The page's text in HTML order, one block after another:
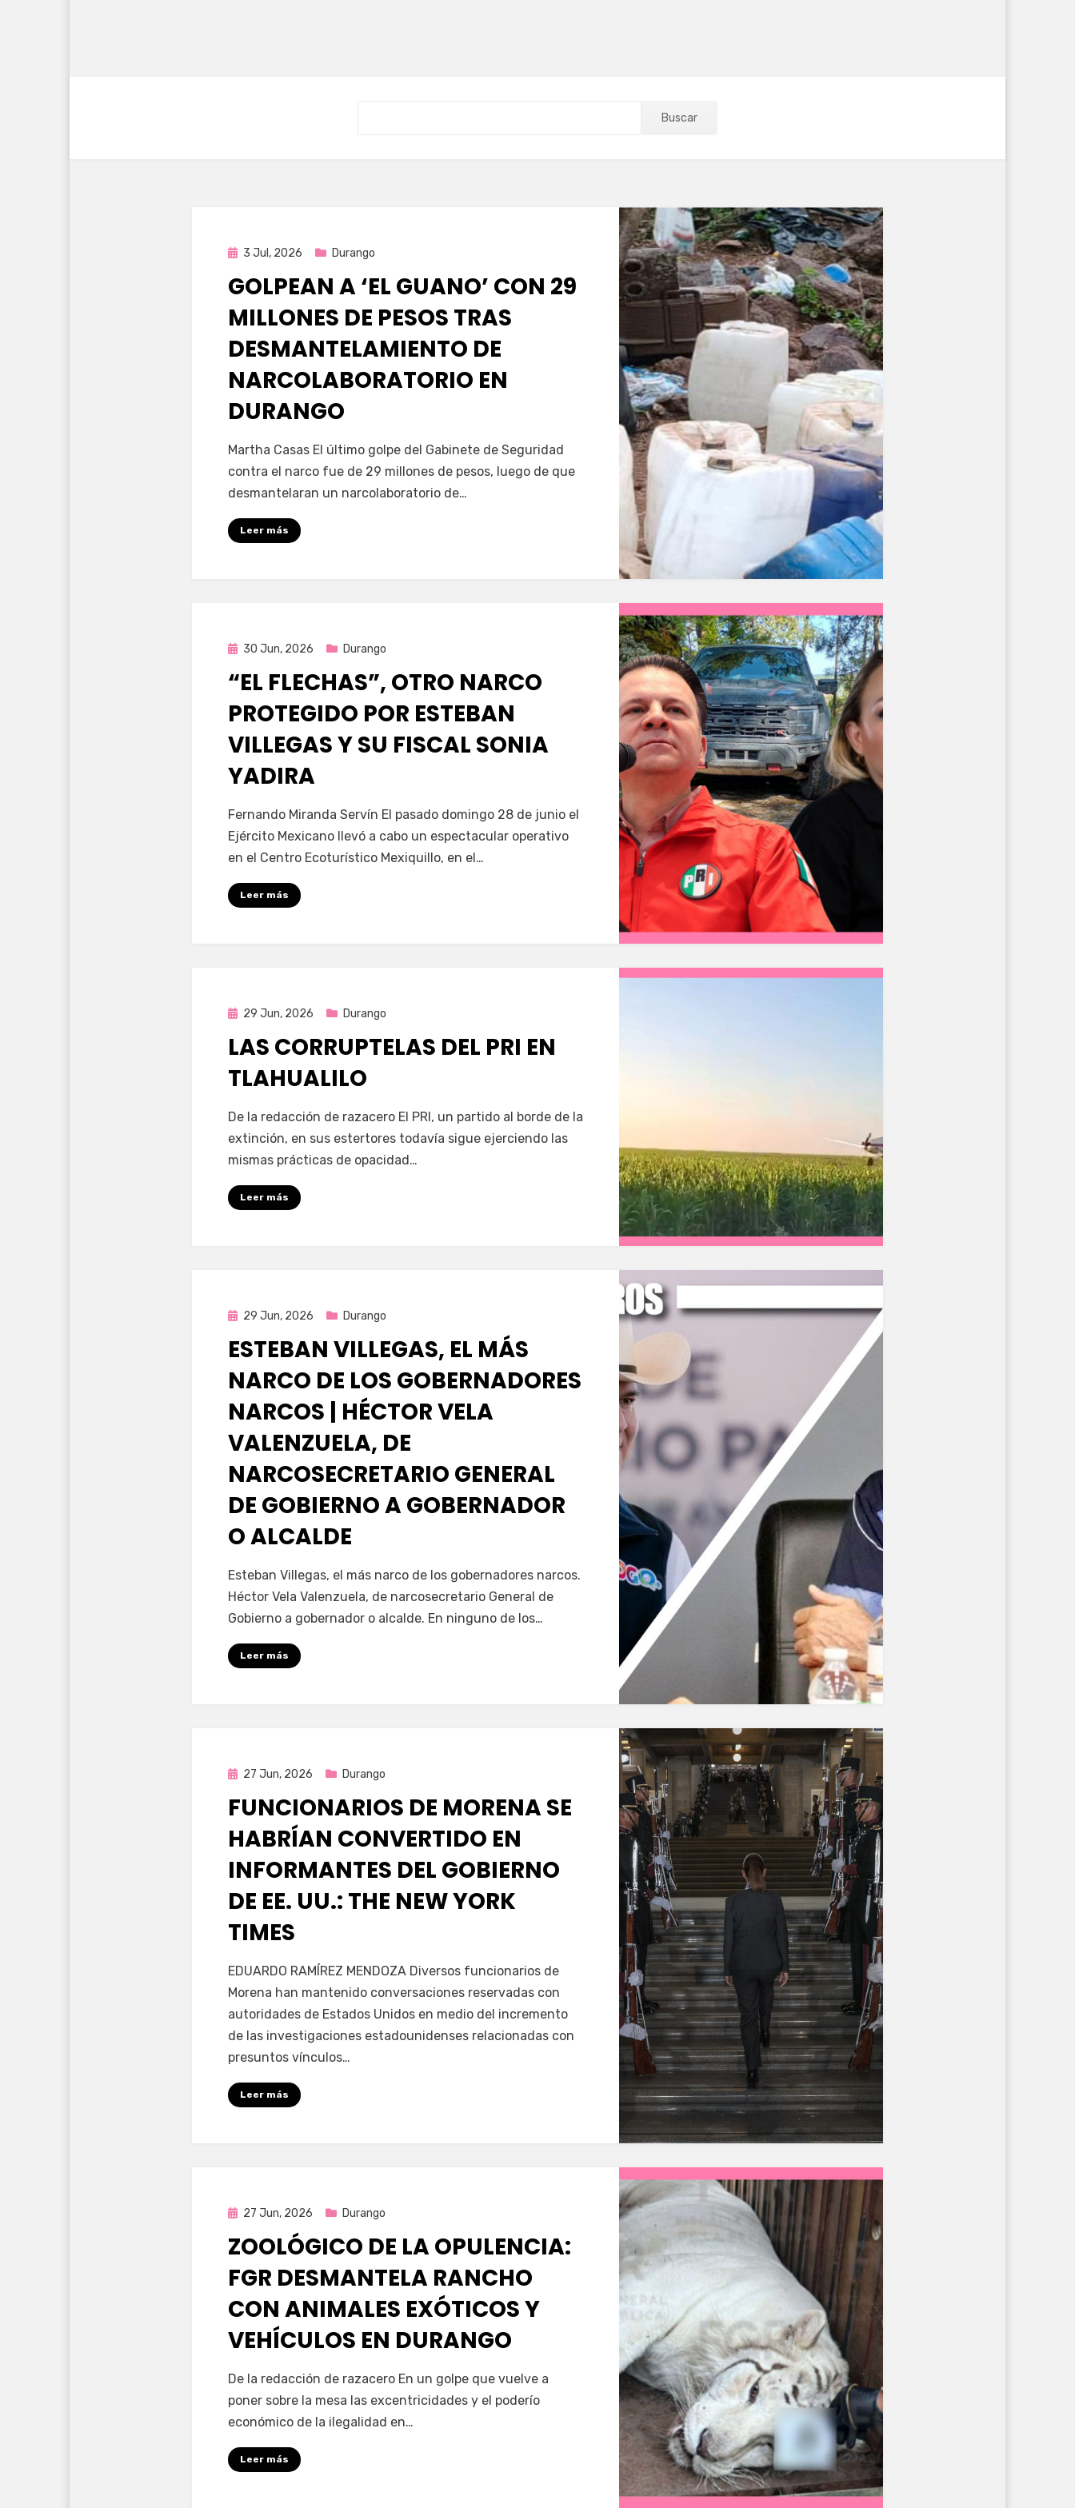
Buscar
Publicada
3 Jul, 2026 Durango
GOLPEAN A ‘EL GUANO’ CON 29
MILLONES DE PESOS TRAS
DESMANTELAMIENTO DE
NARCOLABORATORIO EN
DURANGO
porFernando Miranda Servín
Martha Casas El último golpe del Gabinete de Seguridad
contra el narco fue de 29 millones de pesos, luego de que
desmantelaran un narcolaboratorio de…
Leer más
Publicada
30 Jun, 2026 Durango
“EL FLECHAS”, OTRO NARCO
PROTEGIDO POR ESTEBAN
VILLEGAS Y SU FISCAL SONIA
YADIRA
porFernando Miranda Servín
Fernando Miranda Servín El pasado domingo 28 de junio el
Ejército Mexicano llevó a cabo un espectacular operativo
en el Centro Ecoturístico Mexiquillo, en el…
Leer más
Publicada
29 Jun, 2026 Durango
LAS CORRUPTELAS DEL PRI EN
TLAHUALILO
porFernando Miranda Servín
De la redacción de razacero El PRI, un partido al borde de la
extinción, en sus estertores todavía sigue ejerciendo las
mismas prácticas de opacidad…
Leer más
Publicada
29 Jun, 2026 Durango
ESTEBAN VILLEGAS, EL MÁS
NARCO DE LOS GOBERNADORES
NARCOS | HÉCTOR VELA
VALENZUELA, DE
NARCOSECRETARIO GENERAL
DE GOBIERNO A GOBERNADOR
O ALCALDE
porFernando Miranda Servín
Esteban Villegas, el más narco de los gobernadores narcos.
Héctor Vela Valenzuela, de narcosecretario General de
Gobierno a gobernador o alcalde. En ninguno de los…
Leer más
Publicada
27 Jun, 2026 Durango
FUNCIONARIOS DE MORENA SE
HABRÍAN CONVERTIDO EN
INFORMANTES DEL GOBIERNO
DE EE. UU.: THE NEW YORK
TIMES
por Fernando Miranda Servín
EDUARDO RAMÍREZ MENDOZA Diversos funcionarios de
Morena han mantenido conversaciones reservadas con
autoridades de Estados Unidos en medio del incremento
de las investigaciones estadounidenses relacionadas con
presuntos vínculos…
Leer más
Publicada
27 Jun, 2026 Durango
ZOOLÓGICO DE LA OPULENCIA:
FGR DESMANTELA RANCHO
CON ANIMALES EXÓTICOS Y
VEHÍCULOS EN DURANGO
porFernando Miranda Servín
De la redacción de razacero En un golpe que vuelve a
poner sobre la mesa las excentricidades y el poderío
económico de la ilegalidad en…
Leer más